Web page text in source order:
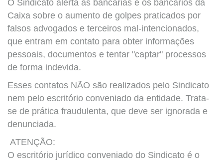
O Sindicato alerta as bancárias e os bancários da
Caixa sobre o aumento de golpes praticados por
falsos advogados e terceiros mal-intencionados,
que entram em contato para obter informações
pessoais, documentos e tentar "captar" processos
de forma indevida.
Esses contatos NÃO são realizados pelo Sindicato
nem pelo escritório conveniado da entidade. Trata-
se de prática fraudulenta, que deve ser ignorada e
denunciada.
ATENÇÃO:
O escritório jurídico conveniado do Sindicato é o